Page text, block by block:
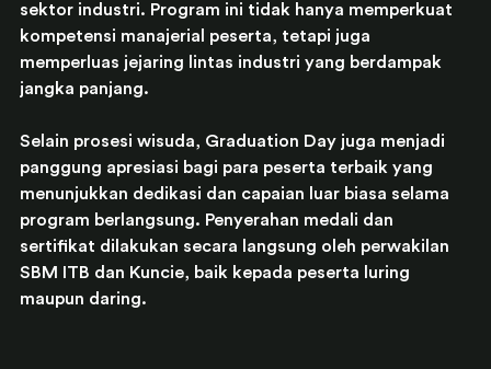
sektor industri. Program ini tidak hanya memperkuat
kompetensi manajerial peserta, tetapi juga
memperluas jejaring lintas industri yang berdampak
jangka panjang.
Selain prosesi wisuda, Graduation Day juga menjadi
panggung apresiasi bagi para peserta terbaik yang
menunjukkan dedikasi dan capaian luar biasa selama
program berlangsung. Penyerahan medali dan
sertifikat dilakukan secara langsung oleh perwakilan
SBM ITB dan Kuncie, baik kepada peserta luring
maupun daring.